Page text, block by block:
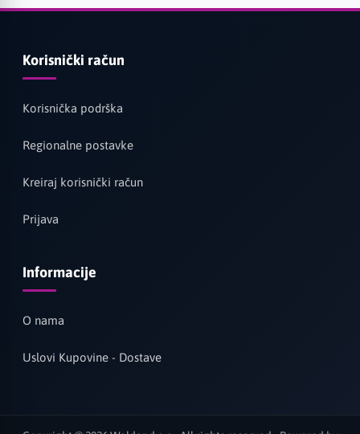
Korisnički račun
Korisnička podrška
Regionalne postavke
Kreiraj korisnički račun
Prijava
Informacije
O nama
Uslovi Kupovine - Dostave